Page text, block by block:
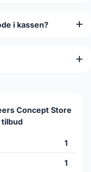
i kassen?
Concept Store
1
1